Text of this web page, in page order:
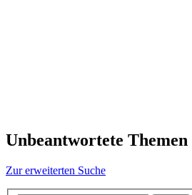
Unbeantwortete Themen
Zur erweiterten Suche